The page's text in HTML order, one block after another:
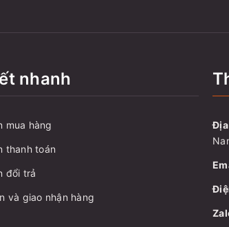
nhanh
mua hàng
thanh toán
đổi trả
và giao nhận hàng